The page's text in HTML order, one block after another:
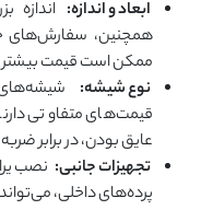
ابعاد و اندازه: اندازه
همچنین، سفارش‌های
ممکن است قیمت
نوع شیشه:
قیمت‌های متفاوتی
عایق بودن، در برابر
تجهیزات جانبی: نصب
پرده‌های داخلی،